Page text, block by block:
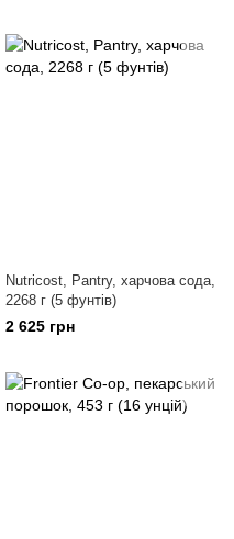
Nutricost, Pantry, харчова сода,
2268 г (5 фунтів)
2 625 грн